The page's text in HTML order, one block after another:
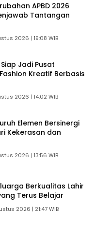
APBD 2026
Tantangan
2026 | 19:08 WIB
Jadi Pusat
Kreatif Berbasis
2026 | 14:02 WIB
Elemen Bersinergi
Kekerasan dan
2026 | 13:56 WIB
Berkualitas Lahir
Terus Belajar
2026 | 21:47 WIB